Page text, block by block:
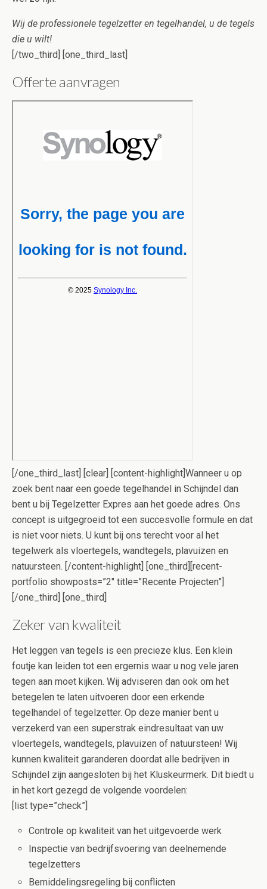
Wij de professionele tegelzetter en tegelhandel, u de tegels
die u wilt!
[/two_third] [one_third_last]
Offerte aanvragen
[/one_third_last] [clear] [content-highlight]Wanneer u op
zoek bent naar een goede tegelhandel in Schijndel dan
bent u bij Tegelzetter Expres aan het goede adres. Ons
concept is uitgegroeid tot een succesvolle formule en dat
is niet voor niets. U kunt bij ons terecht voor al het
tegelwerk als vloertegels, wandtegels, plavuizen en
natuursteen. [/content-highlight] [one_third][recent-
portfolio showposts=”2″ title=”Recente Projecten”]
[/one_third] [one_third]
Zeker van kwaliteit
Het leggen van tegels is een precieze klus. Een klein
foutje kan leiden tot een ergernis waar u nog vele jaren
tegen aan moet kijken. Wij adviseren dan ook om het
betegelen te laten uitvoeren door een erkende
tegelhandel of tegelzetter. Op deze manier bent u
verzekerd van een superstrak eindresultaat van uw
vloertegels, wandtegels, plavuizen of natuursteen! Wij
kunnen kwaliteit garanderen doordat alle bedrijven in
Schijndel zijn aangesloten bij het Kluskeurmerk. Dit biedt u
in het kort gezegd de volgende voordelen:
[list type=”check”]
Controle op kwaliteit van het uitgevoerde werk
Inspectie van bedrijfsvoering van deelnemende
tegelzetters
Bemiddelingsregeling bij conflicten